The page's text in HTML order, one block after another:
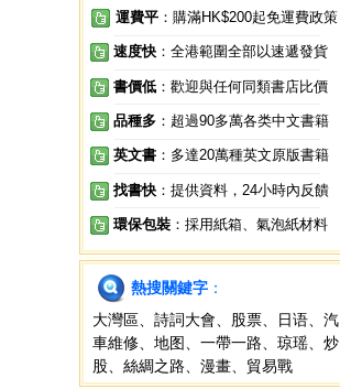
運費平 ：購滿HK$200起免運費政策
速度快 ：全港範圍全部以速遞發貨
書價低 ：歡迎與任何同類書店比價
品種多 ：超過90多萬各类中文書籍
英文書 ：多達20萬種英文原版書籍
找書快 ：提供資料，24小時內反饋
環保包裝 ：採用紙箱、氣泡紙材料
熱搜關鍵字 ：
大灣區
詩詞大會 股票 日语
汽
車維修
地图 一帶一路 琼瑶
炒
股
絲綢之路 漫畫 貿易戰